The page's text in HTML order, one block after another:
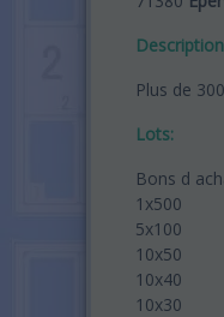
Plus de
Lots:
Bons d
1x500
5x100
10x50
10x40
10x30